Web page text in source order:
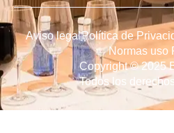
Copyright © 2025
Todos los
Aviso legalPolítica de
Normas uso